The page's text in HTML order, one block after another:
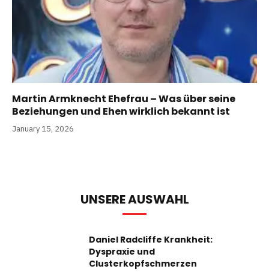
Martin Armknecht Ehefrau – Was über seine
Beziehungen und Ehen wirklich bekannt ist
January 15, 2026
UNSERE AUSWAHL
Daniel Radcliffe Krankheit:
Dyspraxie und
Clusterkopfschmerzen